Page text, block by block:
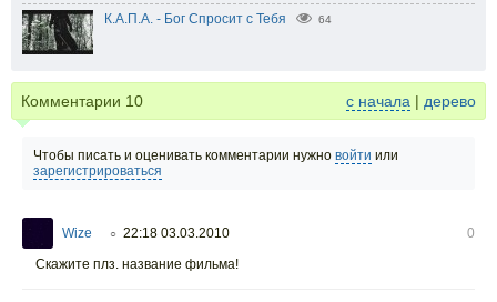
К.А.П.А. - Бог Спросит с Тебя 64
Комментарии 10 с начала | дерево
Чтобы писать и оценивать комментарии нужно войти или
зарегистрироваться
Wize ○ 22:18 03.03.2010
0
Скажите плз. название фильма!